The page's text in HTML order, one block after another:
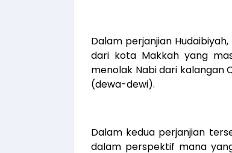
Dalam perjanjian
dari kota Makkah yang
menolak Nabi dari kalangan
(dewa-dewi).
Dalam kedua perjanjian
dalam perspektif mana